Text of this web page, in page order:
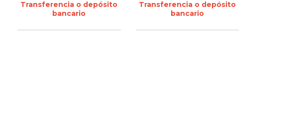
Transferencia o depósito
bancario
Transferencia o depósito
bancario